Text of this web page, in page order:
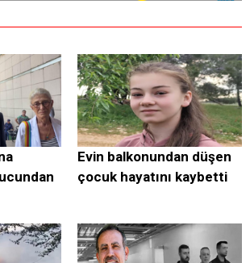
Evin balkonundan düşen
çocuk hayatını kaybetti